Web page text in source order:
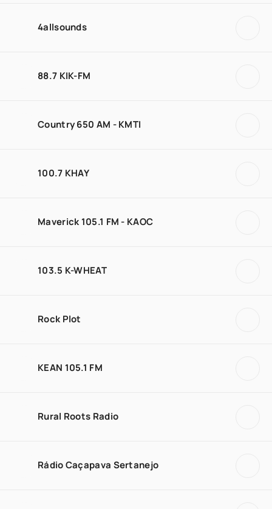
4allsounds
88.7 KIK-FM
Country 650 AM - KMTI
100.7 KHAY
Maverick 105.1 FM - KAOC
103.5 K-WHEAT
Rock Plot
KEAN 105.1 FM
Rural Roots Radio
Rádio Caçapava Sertanejo